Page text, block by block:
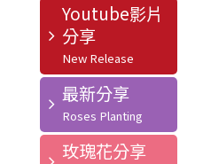
Youtube影片
分享
最新分享
玫瑰花分享